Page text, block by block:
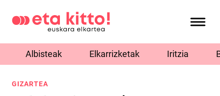
Albisteak Elkarrizketak Iritzia
GIZARTEA